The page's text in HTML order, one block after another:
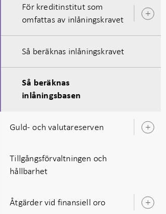
För kreditinstitut som
omfattas av inlåningskravet
Så beräknas inlåningskravet
Så beräknas
inlåningsbasen
Guld- och valutareserven
Tillgångsförvaltningen och
hållbarhet
Åtgärder vid finansiell oro